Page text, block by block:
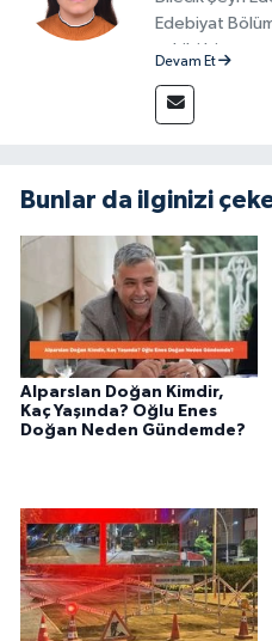
Edebiyat
sahibi bir
güvenilir ve
amaçlıyorum.
alanlarda
fayda sağla
Devam Et
Bunlar da ilginizi
Alparslan Doğan Kimdir,
Kaç Yaşında? Oğlu Enes
Doğan Neden Gündemde?